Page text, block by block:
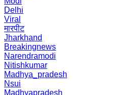
Delhi
Viral
मारपीट
Jharkhand
Breakingnews
Narendramodi
Nitishkumar
Madhya_pradesh
Nsui
Madhyapradesh